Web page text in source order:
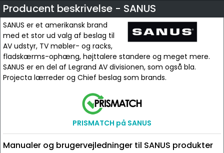
Producent beskrivelse - SANUS
SANUS er et amerikansk brand
med et stor ud valg af beslag til
AV udstyr, TV møbler- og racks,
fladskærms-ophæng, højttalere standere og meget mere.
SANUS er en del af Legrand AV divisionen, som også bla.
Projecta lærreder og Chief beslag som brands.
PRISMATCH på SANUS
Manualer og brugervejledninger til SANUS produkter